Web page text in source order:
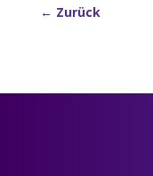
← Zurück